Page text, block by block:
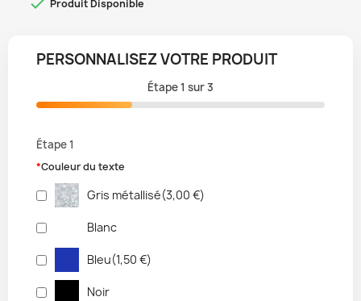
Produit Disponible
PERSONNALISEZ VOTRE PRODUIT
Étape1 sur3
Étape 1
*Couleur du texte
Gris métallisé(3,00 €)
Blanc
Bleu(1,50 €)
Noir